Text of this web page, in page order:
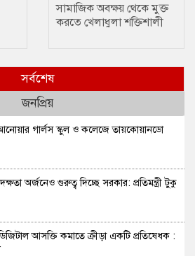
সামাজিক অবক্ষয় থেকে মুক্ত
করতে খেলাধুলা শক্তিশালী
সর্বশেষ
জনপ্রিয়
গার্লস স্কুল ও কলেজে তায়কোয়ানডো
অর্জনেও গুরুত্ব দিচ্ছে সরকার: প্রতিমন্ত্রী টুকু
আসক্তি কমাতে ক্রীড়া একটি প্রতিষেধক :